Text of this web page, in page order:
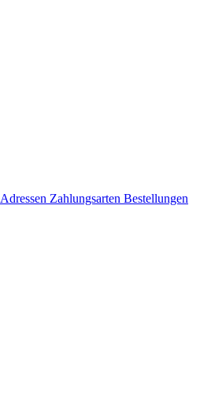
Adressen Zahlungsarten Bestellungen